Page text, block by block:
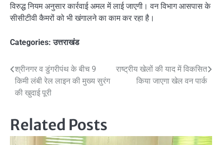
विरुद्ध नियम अनुसार कार्रवाई अमल में लाई जाएगी। वन विभाग आसपास के
सीसीटीवी कैमरों को भी खंगालने का काम कर रहा है।
Categories:उत्तराखंड
Post
navigation
श्रीनगर व डुंगरीपंथ के बीच 9
किमी लंबी रेल लाइन की मुख्य सुरंग
की खुदाई पूरी
राष्ट्रीय खेलों की याद में विकसित
किया जाएगा खेल वन पार्क
Related Posts